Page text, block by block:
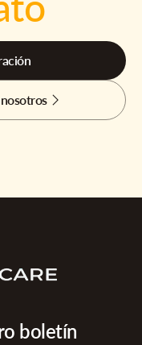
boletín